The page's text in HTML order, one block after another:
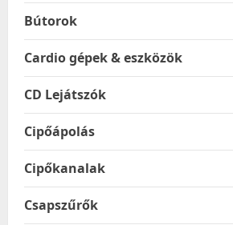
Bútorok
Cardio gépek & eszközök
CD Lejátszók
Cipőápolás
Cipőkanalak
Csapszűrők